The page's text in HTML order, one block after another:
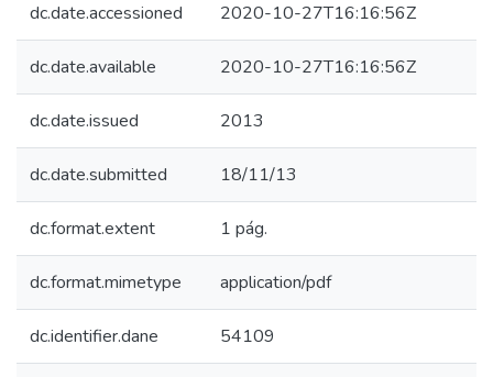
dc.date.accessioned 2020-10-27T16:16:56Z
dc.date.available 2020-10-27T16:16:56Z
dc.date.issued 2013
dc.date.submitted 18/11/13
dc.format.extent 1 pág.
dc.format.mimetype application/pdf
dc.identifier.dane 54109